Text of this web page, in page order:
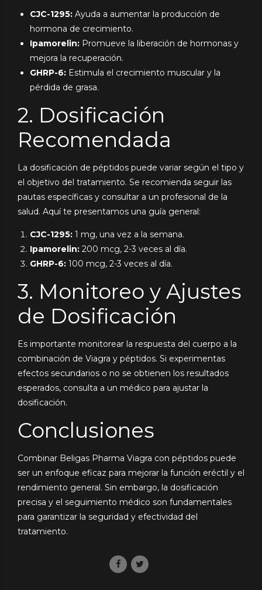
CJC-1295: Ayuda a aumentar la producción de
hormona de crecimiento.
Ipamorelin: Promueve la liberación de hormonas y
mejora la recuperación.
GHRP-6: Estimula el crecimiento muscular y la
pérdida de grasa.
2. Dosificación
Recomendada
La dosificación de péptidos puede variar según el tipo y
el objetivo del tratamiento. Se recomienda seguir las
pautas específicas y consultar a un profesional de la
salud. Aquí te presentamos una guía general:
CJC-1295: 1 mg, una vez a la semana.
Ipamorelin: 200 mcg, 2-3 veces al día.
GHRP-6: 100 mcg, 2-3 veces al día.
3. Monitoreo y Ajustes
de Dosificación
Es importante monitorear la respuesta del cuerpo a la
combinación de Viagra y péptidos. Si experimentas
efectos secundarios o no se obtienen los resultados
esperados, consulta a un médico para ajustar la
dosificación.
Conclusiones
Combinar Beligas Pharma Viagra con péptidos puede
ser un enfoque eficaz para mejorar la función eréctil y el
rendimiento general. Sin embargo, la dosificación
precisa y el seguimiento médico son fundamentales
para garantizar la seguridad y efectividad del
tratamiento.